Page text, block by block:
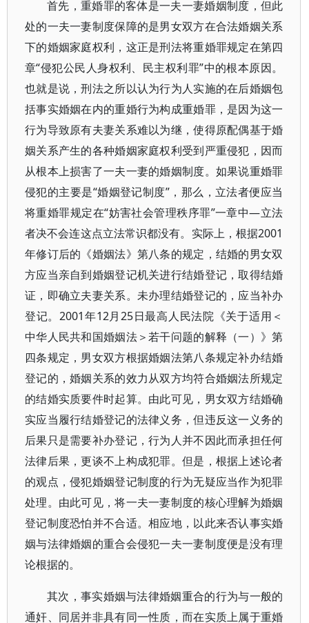
首先，重婚罪的客体是一夫一妻婚姻制度，但此
处的一夫一妻制度保障的是男女双方在合法婚姻关系
下的婚姻家庭权利，这正是刑法将重婚罪规定在第四
章“侵犯公民人身权利、民主权利罪”中的根本原因。
也就是说，刑法之所以认为行为人实施的在后婚姻包
括事实婚姻在内的重婚行为构成重婚罪，是因为这一
行为导致原有夫妻关系难以为继，使得原配偶基于婚
姻关系产生的各种婚姻家庭权利受到严重侵犯，因而
从根本上损害了一夫一妻的婚姻制度。如果说重婚罪
侵犯的主要是“婚姻登记制度”，那么，立法者便应当
将重婚罪规定在“妨害社会管理秩序罪”一章中—立法
者决不会连这点立法常识都没有。实际上，根据2001
年修订后的《婚姻法》第八条的规定，结婚的男女双
方应当亲自到婚姻登记机关进行结婚登记，取得结婚
证，即确立夫妻关系。未办理结婚登记的，应当补办
登记。2001年12月25日最高人民法院《关于适用＜
中华人民共和国婚姻法＞若干问题的解释（一）》第
四条规定，男女双方根据婚姻法第八条规定补办结婚
登记的，婚姻关系的效力从双方均符合婚姻法所规定
的结婚实质要件时起算。由此可见，男女双方结婚确
实应当履行结婚登记的法律义务，但违反这一义务的
后果只是需要补办登记，行为人并不因此而承担任何
法律后果，更谈不上构成犯罪。但是，根据上述论者
的观点，侵犯婚姻登记制度的行为无疑应当作为犯罪
处理。由此可见，将一夫一妻制度的核心理解为婚姻
登记制度恐怕并不合适。相应地，以此来否认事实婚
姻与法律婚姻的重合会侵犯一夫一妻制度便是没有理
论根据的。
其次，事实婚姻与法律婚姻重合的行为与一般的
通奸、同居并非具有同一性质，而在实质上属于重婚